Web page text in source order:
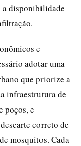
a disponibilidade
e
adotar uma
que priorize a
infraestrutura de
poços, e
correto de
mosquitos. Cada